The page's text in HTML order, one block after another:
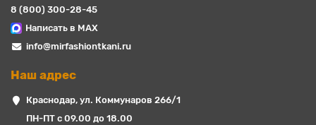
8 (800) 300-28-45
Написать в MAX
info@mirfashiontkani.ru
Наш адрес
Краснодар, ул. Коммунаров 266/1
ПН-ПТ с 09.00 до 18.00